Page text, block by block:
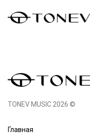
TONEV MUSIC 2026 ©
Главная